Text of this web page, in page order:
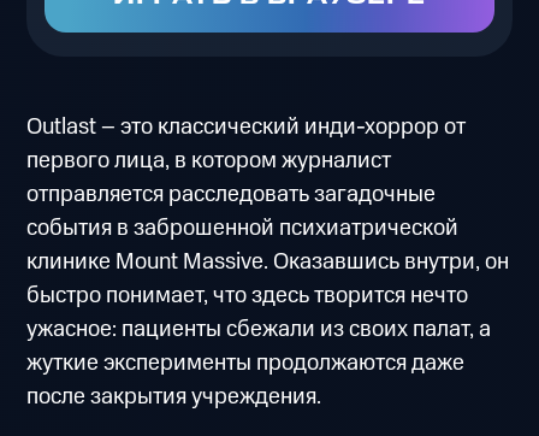
Outlast – это классический инди-хоррор от
первого лица, в котором журналист
отправляется расследовать загадочные
события в заброшенной психиатрической
клинике Mount Massive. Оказавшись внутри, он
быстро понимает, что здесь творится нечто
ужасное: пациенты сбежали из своих палат, а
жуткие эксперименты продолжаются даже
после закрытия учреждения.